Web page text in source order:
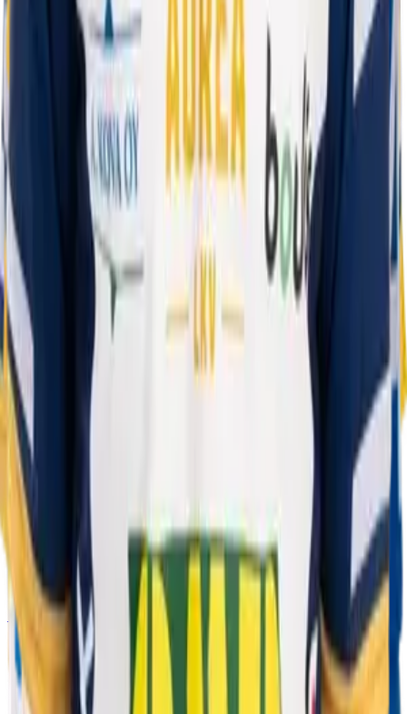
© pesis.one. Kaikki oikeudet pidätetään.
Etusivu